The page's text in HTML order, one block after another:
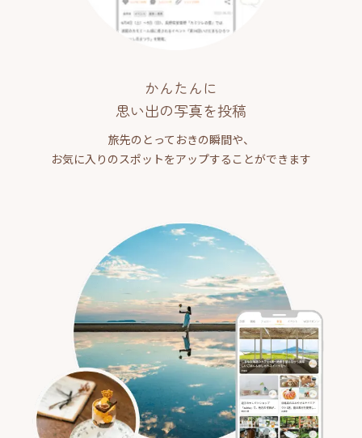
かんたんに
思い出の写真を投稿
旅先のとっておきの瞬間や、
お気に入りのスポットをアップすることができます